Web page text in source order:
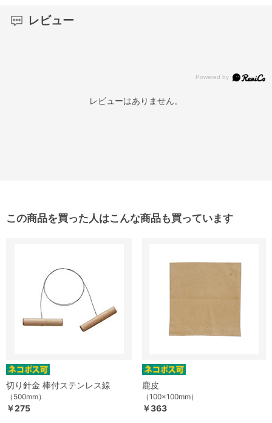
レビュー
レビューはありません。
この商品を買った人はこんな商品も買っています
切り針金 棒付ステンレス線
（500mm）
￥275
鹿皮
（100×100mm）
￥363